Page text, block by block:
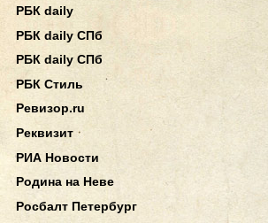
РБК daily
РБК daily СПб
РБК daily СПб
РБК Стиль
Ревизор.ru
Реквизит
РИА Новости
Родина на Неве
Росбалт Петербург